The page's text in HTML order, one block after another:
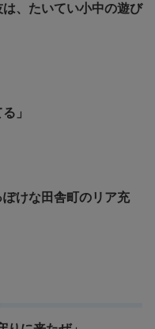
は、たいてい小中の遊び
」
ぽけな田舎町のリア充